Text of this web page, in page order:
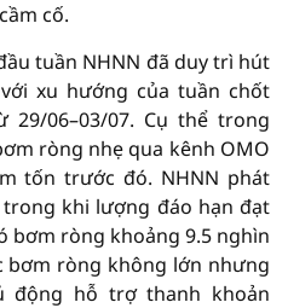
cố.
tuần NHNN đã duy trì hút
xu hướng của tuần chốt
06–03/07. Cụ thể trong
ròng nhẹ qua kênh OMO
tốn trước đó. NHNN phát
khi lượng đáo hạn đạt
bơm ròng khoảng 9.5 nghìn
bơm ròng không lớn nhưng
động hỗ trợ thanh khoản